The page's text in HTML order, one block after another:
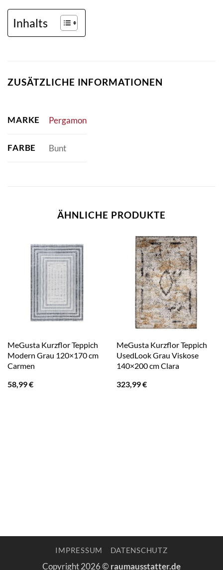
Inhalts
ZUSÄTZLICHE INFORMATIONEN
MARKE Pergamon
FARBE Bunt
ÄHNLICHE PRODUKTE
MeGusta Kurzflor Teppich
Modern Grau 120×170 cm
Carmen
58,99€
MeGusta Kurzflor Teppich
UsedLook Grau Viskose
140×200 cm Clara
323,99€
IMPRESSUM DATENSCHUTZ
Copyright 2026 © raumausstatter.de